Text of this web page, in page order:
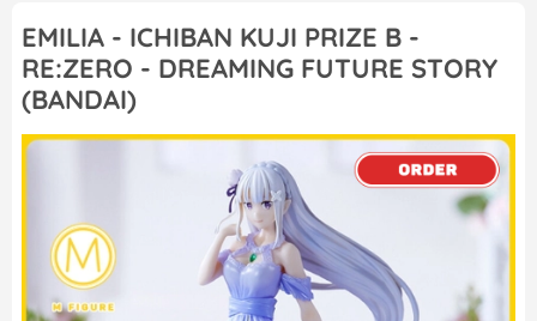
EMILIA - ICHIBAN KUJI PRIZE B -
RE:ZERO - DREAMING FUTURE STORY
(BANDAI)